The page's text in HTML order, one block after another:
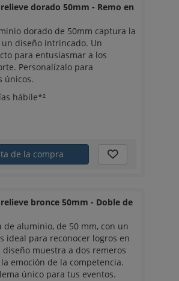
dorado 50mm - Remo en
dorado de 50mm captura la
diseño intrincado. Un
para entusiasmar a los
Personalízalo para
únicos.
hábile*²
de la compra
bronce 50mm - Doble de
de aluminio, de 50 mm, con un
ideal para reconocer logros en
muestra a dos remeros
emoción de la competencia.
único para tus eventos.